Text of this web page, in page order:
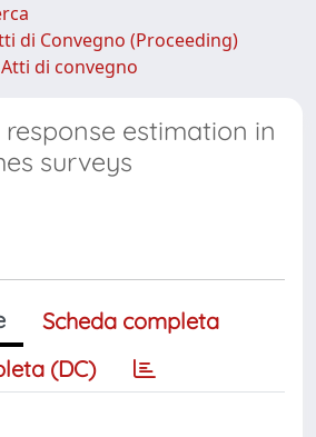
di Convegno (Proceeding)
di convegno
estimation in
surveys
Scheda completa
(DC)